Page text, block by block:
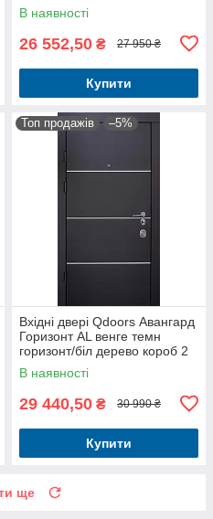
В наявності
26 552,50 ₴ 27 950 ₴
Купити
Топ продажів –5%
Вхідні двері Qdoors Авангард
Горизонт AL венге темн
горизонт/біл дерево короб 2
кольори
В наявності
29 440,50 ₴ 30 990 ₴
Купити
ще